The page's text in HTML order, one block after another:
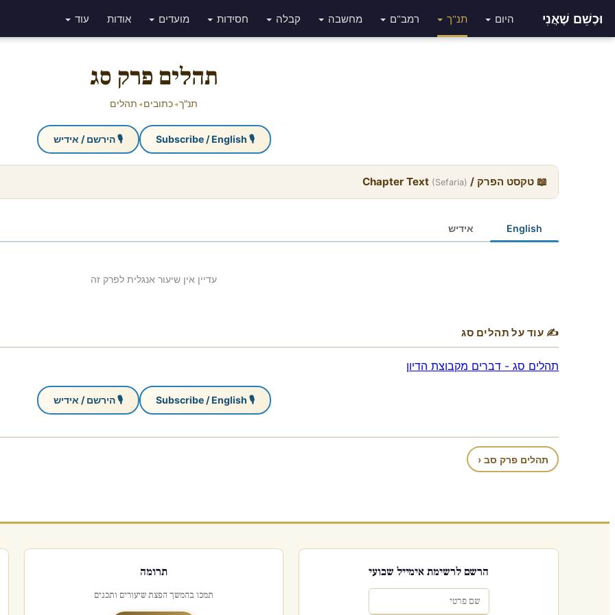
וּכְשֵׁם שֶׁאֲנִי היום תנ"ך רמב"ם מחשבה קבלה חסידות מועדים אודות עוד
תהלים פרק סג
תנ"ך◂כתובים ◂ תהלים
🎙 Subscribe / English 🎙 הירשם / אידיש
📖 טקסט הפרק / Chapter Text (Sefaria)
English אידיש
עדיין אין שיעור אנגלית לפרק זה
✍ עוד על תהלים סג
תהלים סג - דברים מקבוצת הדיון
🎙 Subscribe / English 🎙 הירשם / אידיש
תהלים פרק סב ‹
הרשם לרשימת אימייל שבועי תרומה
תמכו בהמשך הפצת שיעורים ותכנים